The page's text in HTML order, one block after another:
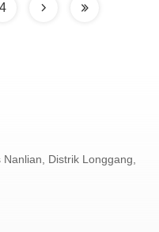
4
Distrik Longgang,